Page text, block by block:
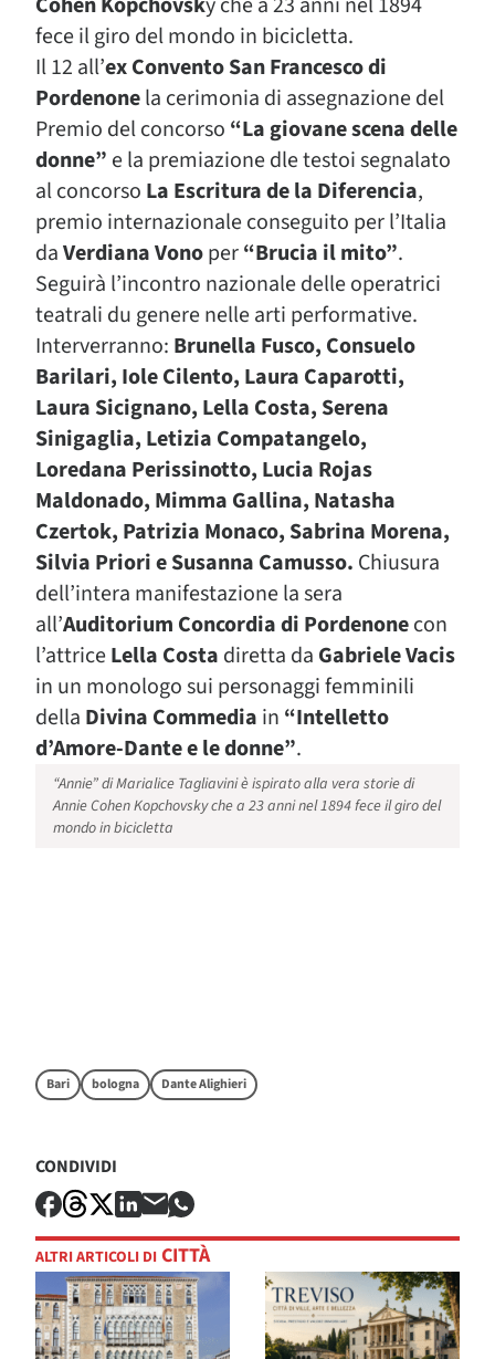
fece il giro del mondo in bicicletta.
Il 12 all’ex Convento San Francesco di
Pordenonela cerimonia di assegnazione del
Premio del concorso “La giovane scena delle
donne” e la premiazione dle testoi segnalato
al concorso La Escritura de la Diferencia,
premio internazionale conseguito per l’Italia
daVerdiana Vonoper“Brucia il mito”.
Seguirà l’incontro nazionale delle operatrici
teatrali du genere nelle arti performative.
Interverranno: Brunella Fusco, Consuelo
Barilari, Iole Cilento, Laura Caparotti,
Laura Sicignano, Lella Costa, Serena
Sinigaglia, Letizia Compatangelo,
Loredana Perissinotto, Lucia Rojas
Maldonado, Mimma Gallina, Natasha
Czertok, Patrizia Monaco, Sabrina Morena,
Silvia Priori e Susanna Camusso. Chiusura
dell’intera manifestazione la sera
all’Auditorium Concordia di Pordenonecon
l’attriceLella Costa diretta da Gabriele Vacis
in un monologo sui personaggi femminili
della Divina Commedia in “Intelletto
d’Amore-Dante e le donne”.
“Annie” di Marialice Tagliavini è ispirato alla vera storie di
Annie Cohen Kopchovsky che a 23 anni nel 1894 fece il giro del
mondo in bicicletta
Bari bologna Dante Alighieri
CONDIVIDI
ALTRI ARTICOLI DI CITTÀ